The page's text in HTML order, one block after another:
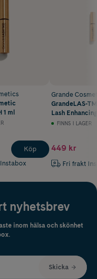
1 ml
Köp
Grande
GrandeLAS-
Lash
Travel size 1,5
FINNS I LAGER
449 kr
Fri frakt
nyhetsbrev
inom hälsa och skönhet
Skicka